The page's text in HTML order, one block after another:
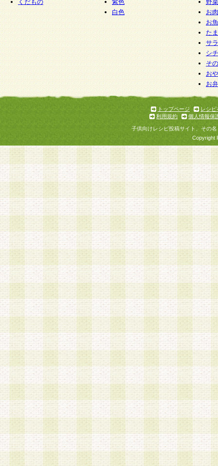
くだもの
紫色
白色
野
お
お
た
サ
シ
そ
お
お
トップページ
レシピ
利用規約
個人情報保
子供向けレシピ投稿サイト、その
Copyright